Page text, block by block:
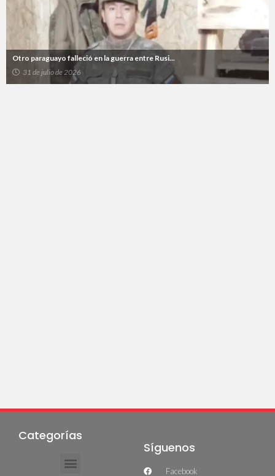
Otro paraguayo falleció en la guerra entre Rusi...
31 de julio de 2026
Categorías
Síguenos
Facebook